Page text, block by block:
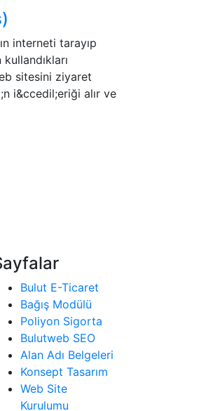
interneti tarayıp
sitesini ziyaret
i&ccedil;eriği alır ve
Bulut E-Ticaret
Bağış Modülü
Poliyon Sigorta
Bulutweb SEO
Alan Adı Belgeleri
Konsept Tasarım
Web Site
Kurulumu